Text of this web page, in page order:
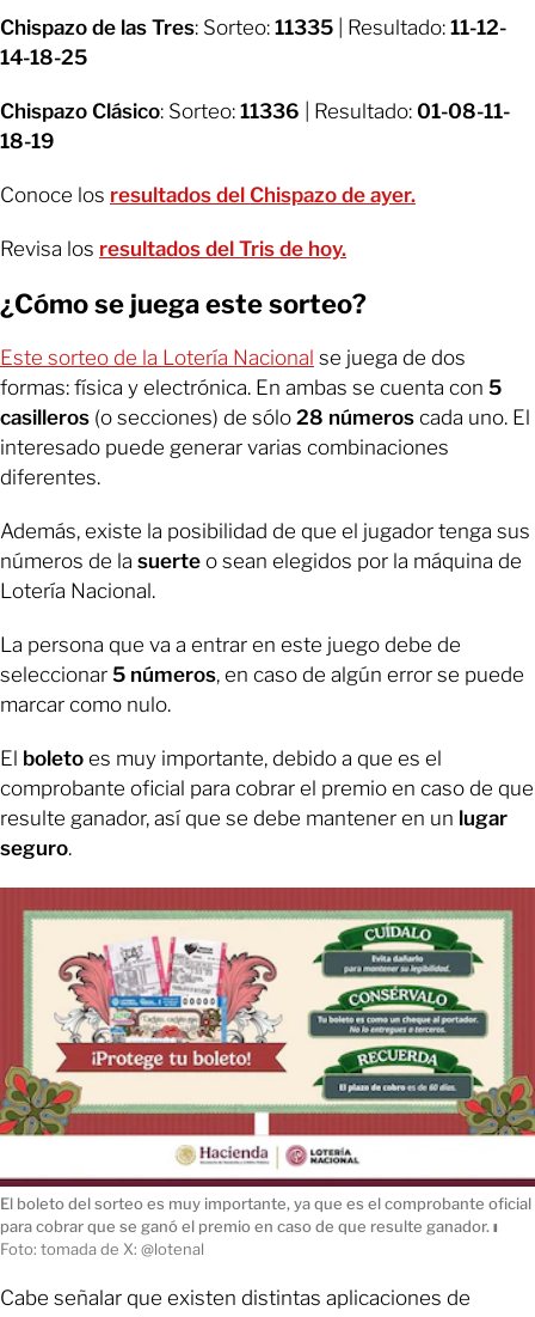
Chispazo de las Tres: Sorteo: 11335 | Resultado: 11-12-
14-18-25
Chispazo Clásico: Sorteo: 11336 | Resultado: 01-08-11-
18-19
Conoce los resultados del Chispazo de ayer.
Revisa los resultados del Tris de hoy.
¿Cómo se juega este sorteo?
Este sorteo de la Lotería Nacional se juega de dos
formas: física y electrónica. En ambas se cuenta con 5
casilleros (o secciones) de sólo 28 números cada uno. El
interesado puede generar varias combinaciones
diferentes.
Además, existe la posibilidad de que el jugador tenga sus
números de la suerte o sean elegidos por la máquina de
Lotería Nacional.
La persona que va a entrar en este juego debe de
seleccionar 5 números, en caso de algún error se puede
marcar como nulo.
El boleto es muy importante, debido a que es el
comprobante oficial para cobrar el premio en caso de que
resulte ganador, así que se debe mantener en un lugar
seguro.
El boleto del sorteo es muy importante, ya que es el comprobante oficial
para cobrar que se ganó el premio en caso de que resulte ganador. ı
Foto: tomada de X: @lotenal
Cabe señalar que existen distintas aplicaciones de